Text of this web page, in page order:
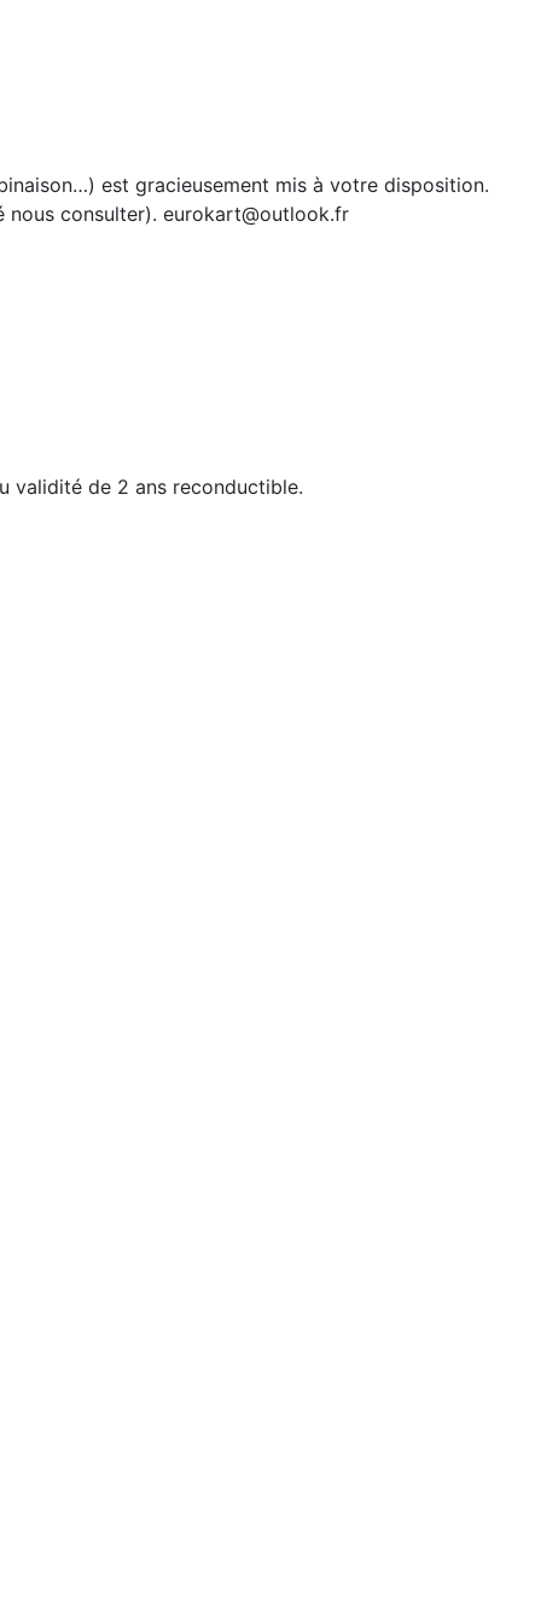
est gracieusement mis à votre disposition.
nous consulter). eurokart@outlook.fr
validité de 2 ans reconductible.